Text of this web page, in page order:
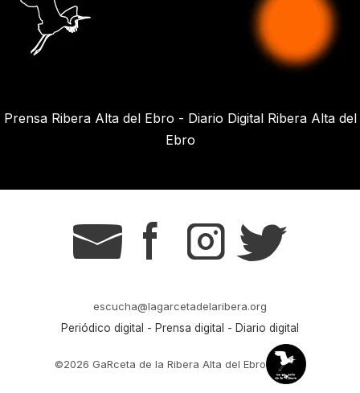
Prensa Ribera Alta del Ebro - Diario Digital Ribera Alta del
Ebro
g s t r
escucha@lagarcetadelaribera.org
Periódico digital - Prensa digital - Diario digital
©2026 GaRceta de la Ribera Alta del Ebro